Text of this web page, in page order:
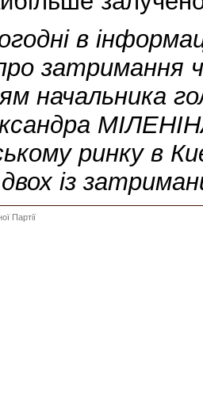
в
затримання
начальника
ринку в
із
Партії